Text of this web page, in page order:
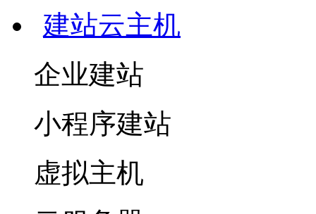
建站云主机
企业建站
小程序建站
虚拟主机